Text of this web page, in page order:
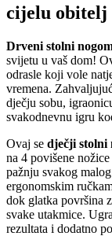
cijelu obitelj
Drveni stolni
svijetu u vaš dom!
odrasle koji vole
vremena.
dječju sobu,
svakodnevnu igru
Ovaj se dječji stolni
na 4 povišene
pažnju svakog
ergonomskim
dok glatka površina
svake utakmice.
rezultata i dodatno